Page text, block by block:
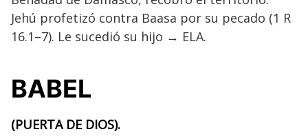
Jehú profetizó contra Baasa por su pecado (1 R
16.1–7). Le sucedió su hijo → ELA.
BABEL
(PUERTA DE DIOS).